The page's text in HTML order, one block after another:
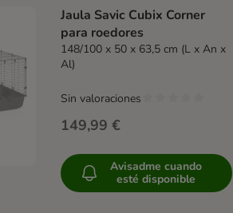
Jaula Savic Cubix Corner
para roedores
148/100 x 50 x 63,5 cm (L x An x
Al)
149,99 €
Sin valoraciones
Avisadme cuando
esté disponible